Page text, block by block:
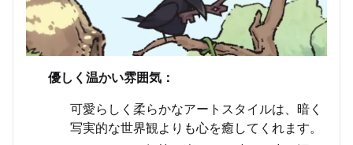
優しく温かい雰囲気：
可愛らしく柔らかなアートスタイルは、暗く
写実的な世界観よりも心を癒してくれます。